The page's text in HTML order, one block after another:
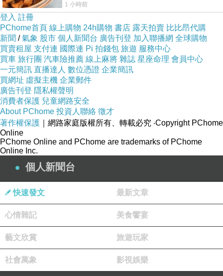
當？麵？還是炒飯？」 每天都在選擇
1 小時前
登入 註冊
PChome首頁 線上購物 24h購物 書店 露天拍賣 比比昂代購
新聞 /氣象 股市 個人新聞台 廣告刊登 加入聯播網 全球購物
買賣租屋 支付連 國際連 Pi 拍錢包 旅遊 服務中心
買車 旅行團 汽車險推薦 線上麻將 雜誌 星座命理 會員中心
一元簡訊 直播達人 數位憑證 企業簡訊
買網址 虛擬主機 企業郵件
廣告刊登 隱私權聲明
消費者保護 兒童網路安全
About PChome 投資人聯絡 徵才
著作權保護 ｜網路家庭版權所有、轉載必究 ‧Copyright PChome
Online
PChome Online and PChome are trademarks of PChome
Online Inc.
個人新聞台
快速發文 最新文章
心情雜記 美食饗宴
藝文欣賞 旅遊玩家
社會萬象 影視娛樂